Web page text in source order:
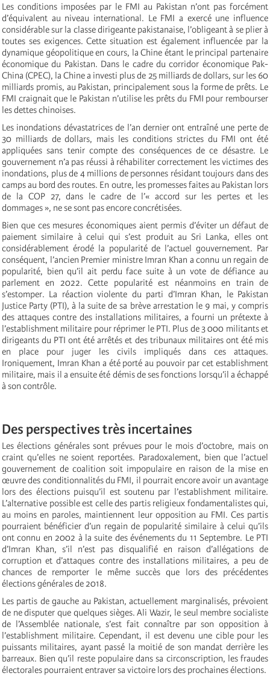
Les conditions imposées par le FMI au Pakistan n’ont pas forcément
d’équivalent au niveau international. Le FMI a exercé une influence
considérable sur la classe dirigeante pakistanaise, l’obligeant à se plier à
toutes ses exigences. Cette situation est également influencée par la
dynamique géopolitique en cours, la Chine étant le principal partenaire
économique du Pakistan. Dans le cadre du corridor économique Pak-
China (CPEC), la Chine a investi plus de 25 milliards de dollars, sur les 60
milliards promis, au Pakistan, principalement sous la forme de prêts. Le
FMI craignait que le Pakistan n’utilise les prêts du FMI pour rembourser
les dettes chinoises.
Les inondations dévastatrices de l’an dernier ont entraîné une perte de
30 milliards de dollars, mais les conditions strictes du FMI ont été
appliquées sans tenir compte des conséquences de ce désastre. Le
gouvernement n’a pas réussi à réhabiliter correctement les victimes des
inondations, plus de 4 millions de personnes résidant toujours dans des
camps au bord des routes. En outre, les promesses faites au Pakistan lors
de la COP 27, dans le cadre de l’« accord sur les pertes et les
dommages », ne se sont pas encore concrétisées.
Bien que ces mesures économiques aient permis d’éviter un défaut de
paiement similaire à celui qui s’est produit au Sri Lanka, elles ont
considérablement érodé la popularité de l’actuel gouvernement. Par
conséquent, l’ancien Premier ministre Imran Khan a connu un regain de
popularité, bien qu’il ait perdu face suite à un vote de défiance au
parlement en 2022. Cette popularité est néanmoins en train de
s’estomper. La réaction violente du parti d’Imran Khan, le Pakistan
Justice Party (PTI), à la suite de sa brève arrestation le 9 mai, y compris
des attaques contre des installations militaires, a fourni un prétexte à
l’establishment militaire pour réprimer le PTI. Plus de 3 000 militants et
dirigeants du PTI ont été arrêtés et des tribunaux militaires ont été mis
en place pour juger les civils impliqués dans ces attaques.
Ironiquement, Imran Khan a été porté au pouvoir par cet establishment
militaire, mais il a ensuite été démis de ses fonctions lorsqu’il a échappé
à son contrôle.
Des perspectives très incertaines
Les élections générales sont prévues pour le mois d’octobre, mais on
craint qu’elles ne soient reportées. Paradoxalement, bien que l’actuel
gouvernement de coalition soit impopulaire en raison de la mise en
œuvre des conditionnalités du FMI, il pourrait encore avoir un avantage
lors des élections puisqu’il est soutenu par l’establishment militaire.
L’alternative possible est celle des partis religieux fondamentalistes qui,
au moins en paroles, maintiennent leur opposition au FMI. Ces partis
pourraient bénéficier d’un regain de popularité similaire à celui qu’ils
ont connu en 2002 à la suite des événements du 11 Septembre. Le PTI
d’Imran Khan, s’il n’est pas disqualifié en raison d’allégations de
corruption et d’attaques contre des installations militaires, a peu de
chances de remporter le même succès que lors des précédentes
élections générales de 2018.
Les partis de gauche au Pakistan, actuellement marginalisés, prévoient
de ne disputer que quelques sièges. Ali Wazir, le seul membre socialiste
de l’Assemblée nationale, s’est fait connaître par son opposition à
l’establishment militaire. Cependant, il est devenu une cible pour les
puissants militaires, ayant passé la moitié de son mandat derrière les
barreaux. Bien qu’il reste populaire dans sa circonscription, les fraudes
électorales pourraient entraver sa victoire lors des prochaines élections.